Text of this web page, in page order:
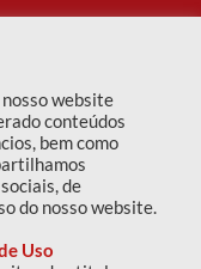
website
conteúdos
bem como
de
do nosso website.
Uso